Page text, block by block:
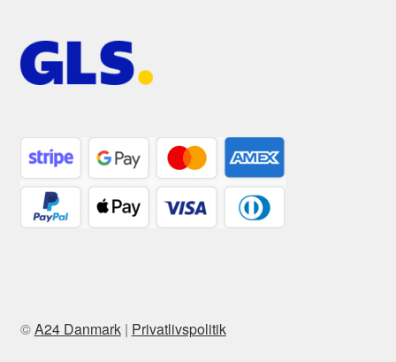
©A24 Danmark| Privatlivspolitik